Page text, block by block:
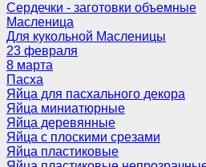
Сердечки - заготовки объемные
Масленица
Для кукольной Масленицы
23 февраля
8 марта
Пасха
Яйца для пасхального декора
Яйца миниатюрные
Яйца деревянные
Яйца с плоскими срезами
Яйца пластиковые